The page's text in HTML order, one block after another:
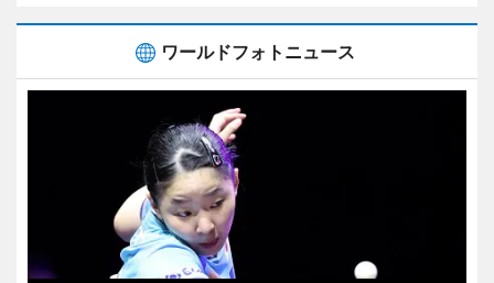
ワールドフォトニュース